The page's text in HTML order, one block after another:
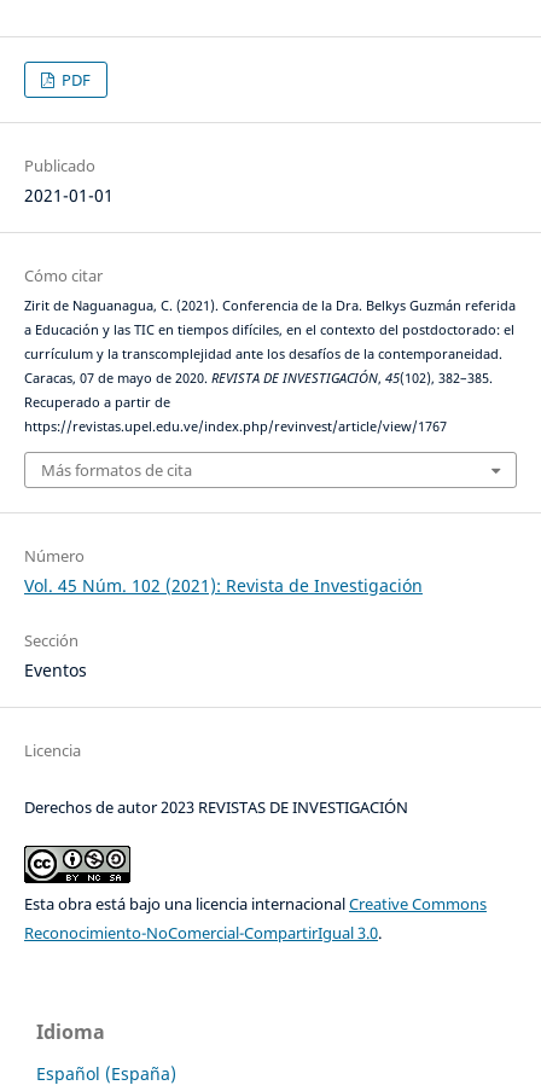
PDF
Publicado
2021-01-01
Cómo citar
Zirit de Naguanagua, C. (2021). Conferencia de la Dra. Belkys Guzmán referida
a Educación y las TIC en tiempos difíciles, en el contexto del postdoctorado: el
currículum y la transcomplejidad ante los desafíos de la contemporaneidad.
Caracas, 07 de mayo de 2020. REVISTA DE INVESTIGACIÓN, 45(102), 382–385.
Recuperado a partir de
https://revistas.upel.edu.ve/index.php/revinvest/article/view/1767
Más formatos de cita
Número
Vol. 45 Núm. 102 (2021): Revista de Investigación
Sección
Eventos
Licencia
Derechos de autor 2023 REVISTAS DE INVESTIGACIÓN
Esta obra está bajo una licencia internacionalCreative Commons
Reconocimiento-NoComercial-CompartirIgual 3.0.
Idioma
Español (España)